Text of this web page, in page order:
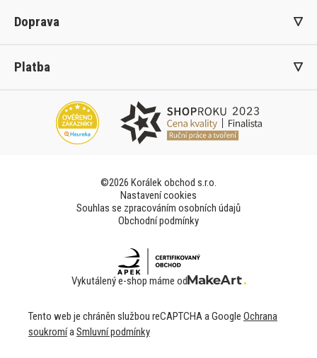
Doprava
Platba
©2026 Korálek obchod s.r.o.
Nastavení cookies
Souhlas se zpracováním osobních údajů
Obchodní podmínky
Vykutálený e-shop máme od
Tento web je chráněn službou reCAPTCHA a Google Ochrana
soukromía Smluvní podmínky